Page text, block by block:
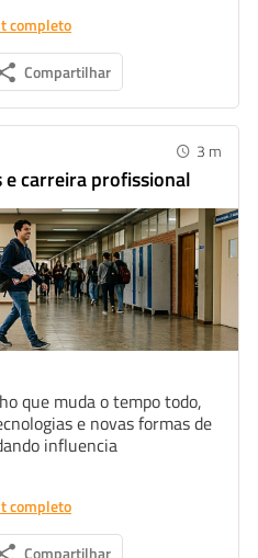
completo
Compartilhar
3 m
carreira profissional
que muda o tempo todo,
e novas formas de
influencia
completo
Compartilhar